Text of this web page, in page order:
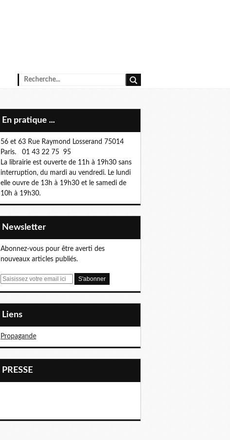
En pratique ...
56 et 63 Rue Raymond Losserand 75014
Paris. 01 43 22 75 95
La librairie est ouverte de 11h à 19h30 sans
interruption, du mardi au vendredi. Le lundi
elle ouvre de 13h à 19h30 et le samedi de
10h à 19h30.
Newsletter
Abonnez-vous pour être averti des
nouveaux articles publiés.
E
Liens
Propagande
PRESSE